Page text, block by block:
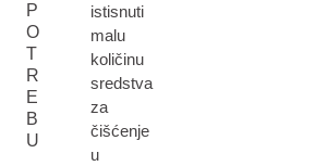
P
O
T
R
E
B
U
istisnuti
malu
količinu
sredstva
za
čišćenje
u